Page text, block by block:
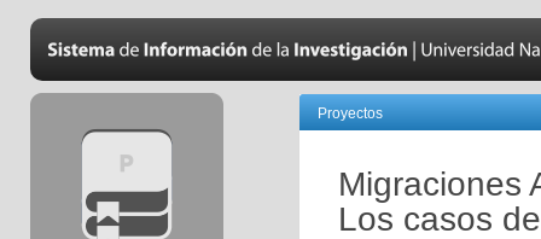
Proyectos
Migraciones
Los casos